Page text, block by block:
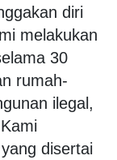
diri
melakukan
30
rumah-
ilegal,
disertai